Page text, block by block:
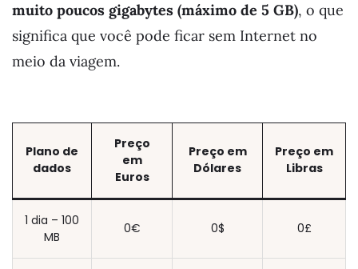
muito poucos gigabytes (máximo de 5 GB), o que
significa que você pode ficar sem Internet no
meio da viagem.
Plano de
dados
Preço
em
Euros
Preço em
Dólares
Preço em
Libras
1 dia – 100
MB
0€ 0$ 0£